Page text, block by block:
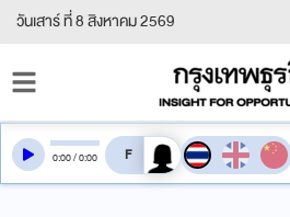
วันเสาร์ ที่ 8 สิงหาคม 2569
0:00/0:00 สลับเสียงอ่าน